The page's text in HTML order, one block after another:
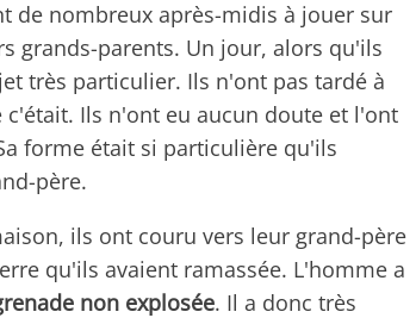
de nombreux après-midis à jouer sur
grands-parents. Un jour, alors qu'ils
très particulier. Ils n'ont pas tardé à
Ils n'ont eu aucun doute et l'ont
forme était si particulière qu'ils
père.
ils ont couru vers leur grand-père
qu'ils avaient ramassée. L'homme a
non explosée. Il a donc très